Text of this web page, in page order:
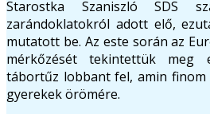
Starostka Szaniszló SDS
zarándoklatokról adott elő,
mutatott be. Az este során az
mérkőzését tekintettük meg
tábortűz lobbant fel, amin
gyerekek örömére.